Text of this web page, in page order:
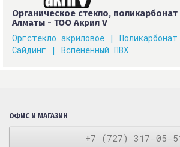
Органическое стекло,
Алматы - ТОО Акрил V
Оргстекло акриловое |
Сайдинг |
Вспененный ПВХ
ОФИС И МАГАЗИН
+7 (727) 317-05-